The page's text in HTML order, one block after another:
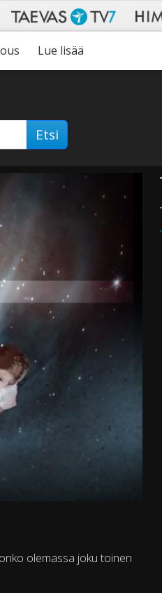
Lue lisää
Etsi
olemassa joku toinen
-